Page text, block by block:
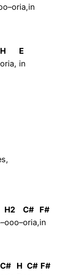
oria,in
H
oria,
E
in
H2
ooo–
C#
oria,
F#
in
C# H C# F#